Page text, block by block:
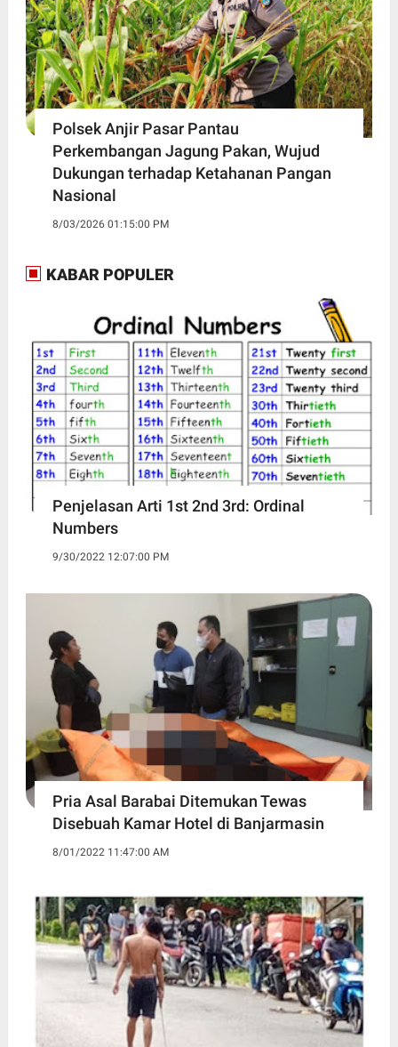
Polsek Anjir Pasar Pantau
Perkembangan Jagung Pakan, Wujud
Dukungan terhadap Ketahanan Pangan
Nasional
8/03/2026 01:15:00 PM
KABAR POPULER
Penjelasan Arti 1st 2nd 3rd: Ordinal
Numbers
9/30/2022 12:07:00 PM
Pria Asal Barabai Ditemukan Tewas
Disebuah Kamar Hotel di Banjarmasin
8/01/2022 11:47:00 AM